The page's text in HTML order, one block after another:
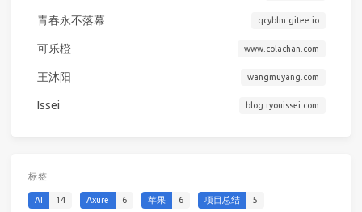
青春永不落幕 qcyblm.gitee.io
可乐橙 www.colachan.com
王沐阳 wangmuyang.com
Issei blog.ryouissei.com
标签
AI 14 Axure 6 苹果 6 项目总结 5